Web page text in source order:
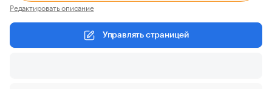
Редактировать описание
Управлять страницей